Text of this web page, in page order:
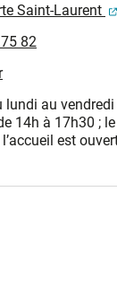
Saint-Laurent
82
lundi au
14h à 17h30 ; le
est